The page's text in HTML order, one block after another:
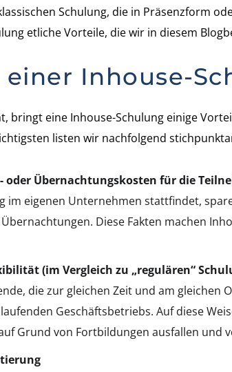
Schulung, die in Präsenzform
etliche Vorteile, die wir in diesem
Inhouse-
bringt eine Inhouse-Schulung einige
listen wir nachfolgend
oder Übernachtungskosten für die
im eigenen Unternehmen stattfindet,
Diese Fakten machen
(im Vergleich zu „regulären“
die zur gleichen Zeit und am gleichen
Geschäftsbetriebs. Auf diese
Grund von Fortbildungen ausfallen und